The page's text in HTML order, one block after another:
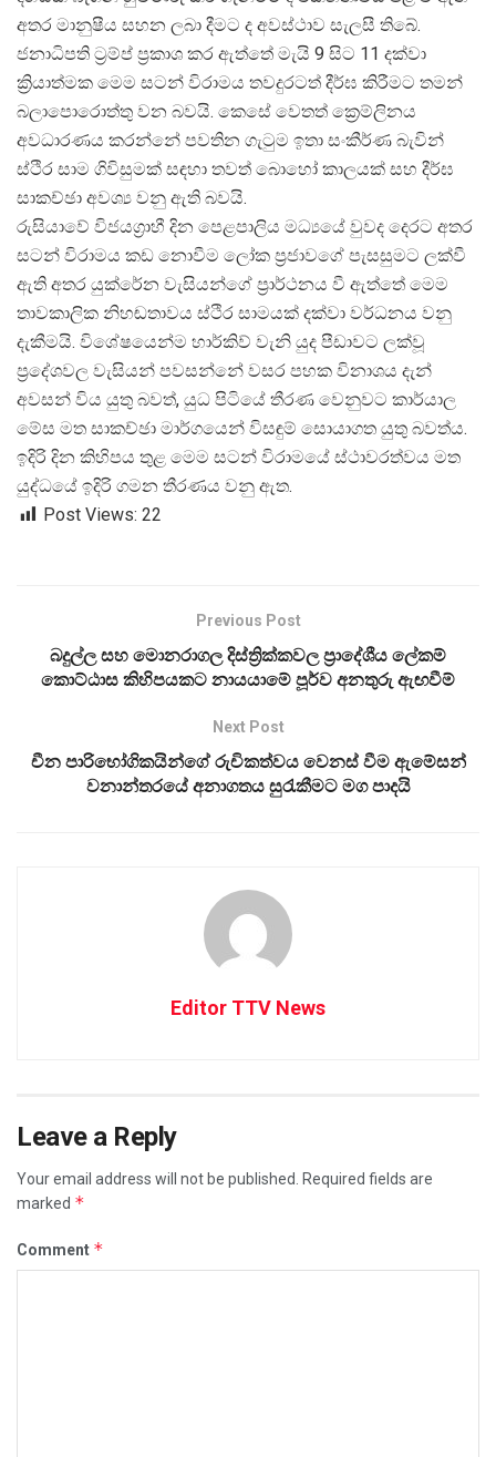
අතර මානුෂීය සහන ලබා දීමට ද අවස්ථාව සැලසී තිබේ.
ජනාධිපති ට්රම්ප් ප්රකාශ කර ඇත්තේ මැයි 9 සිට 11 දක්වා
ක්රියාත්මක මෙම සටන් විරාමය තවදුරටත් දීර්ඝ කිරීමට තමන්
බලාපොරොත්තු වන බවයි. කෙසේ වෙතත් ක්රෙම්ලිනය
අවධාරණය කරන්නේ පවතින ගැටුම ඉතා සංකීර්ණ බැවින්
ස්ථිර සාම ගිවිසුමක් සඳහා තවත් බොහෝ කාලයක් සහ දීර්ඝ
සාකච්ඡා අවශ් ය වනු ඇති බවයි.
රුසියාවේ විජයග්රාහී දින පෙළපාලිය මධ්යයේ වුවද දෙරට අතර
සටන් විරාමය කඩ නොවීම ලෝක ප්රජාවගේ පැසසුමට ලක්වී
ඇති අතර යුක්රේන වැසියන්ගේ ප්රාර්ථනය වී ඇත්තේ මෙම
තාවකාලික නිහඬතාවය ස්ථිර සාමයක් දක්වා වර්ධනය වනු
දැකීමයි. විශේෂයෙන්ම හාර්කිව් වැනි යුද පීඩාවට ලක්වූ
ප්රදේශවල වැසියන් පවසන්නේ වසර පහක විනාශය දැන්
අවසන් විය යුතු බවත්, යුධ පිටියේ තීරණ වෙනුවට කාර්යාල
මේස මත සාකච්ඡා මාර්ගයෙන් විසඳුම් සොයාගත යුතු බවත්ය.
ඉදිරි දින කිහිපය තුළ මෙම සටන් විරාමයේ ස්ථාවරත්වය මත
යුද්ධයේ ඉදිරි ගමන තීරණය වනු ඇත.
Post Views: 22
Previous Post
බදුල්ල සහ මොනරාගල දිස්ත්‍රික්කවල ප්‍රාදේශීය ලේකම්
කොට්ඨාස කිහිපයකට නායයාමේ පූර්ව අනතුරු ඇඟවීම්
Next Post
චීන පාරිභෝගිකයින්ගේ රුචිකත්වය වෙනස් වීම ඇමේසන්
වනාන්තරයේ අනාගතය සුරැකීමට මග පාදයි
Editor TTV News
Leave a Reply
Your email address will not be published. Required fields are
marked *
Comment *